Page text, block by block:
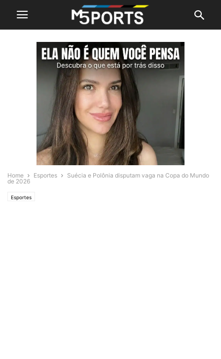
Home Esportes
Suécia e Polônia disputam vaga na Copa do Mundo
de 2026
Esportes